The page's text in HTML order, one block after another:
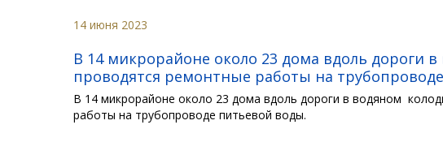
14 июня 2023
В 14 микрорайоне около 23 дома вдоль дороги
проводятся ремонтные работы на
В 14 микрорайоне около 23 дома вдоль дороги в водяном
работы на трубопроводе питьевой воды.